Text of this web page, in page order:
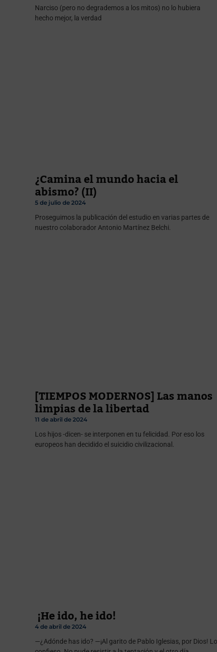
Narciso (pero no degrademos a los mitos) no lo hubiera
hecho mejor, la verdad
¿Camina el mundo hacia el
abismo? (II)
5 de julio de 2024
Proseguimos la publicación del estudio en varias partes de
nuestro colaborador Antonio Martínez Belchi.
[TIEMPOS MODERNOS] Las manos
limpias de la libertad
11 de abril de 2024
Los hijos -dicen- se interponen en tu felicidad. Por eso los
europeos han decidido el suicidio civilizacional.
¡He ido, he ido!
4 de abril de 2024
—¿Adónde has ido? —¡Al garito de Pablo Iglesias, por Dios! Lo